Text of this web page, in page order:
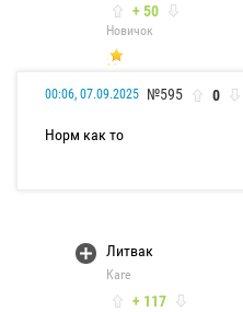
+ 50
Новичок
00:06, 07.09.2025 №595 0
Норм как то
Литвак
Каге
+ 117